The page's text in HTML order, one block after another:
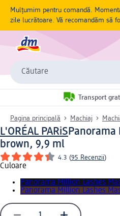
Mulțumim pentru comandă.
zile lucrătoare. Vă recomandăm să
Căutare
Transport
Pagina principală Machiaj
L'ORÉAL PARiSPanorama
brown, 9,9 ml
4.3 (95 Recenzii)
Culoare
Panorama Million Lashes
Panorama Million Lashes